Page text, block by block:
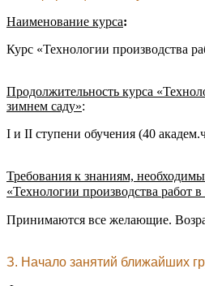
Наименование курса:
Курс «Технологии производства
Продолжительность курса
зимнем саду»:
I и II ступени обучения (40
Требования к знаниям,
«Технологии производства работ
Принимаются все желающие.
З. Начало занятий ближайших